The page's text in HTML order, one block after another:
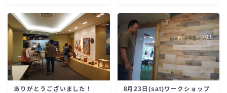
ありがとうございました！
8月23日(sat)ワークショップ